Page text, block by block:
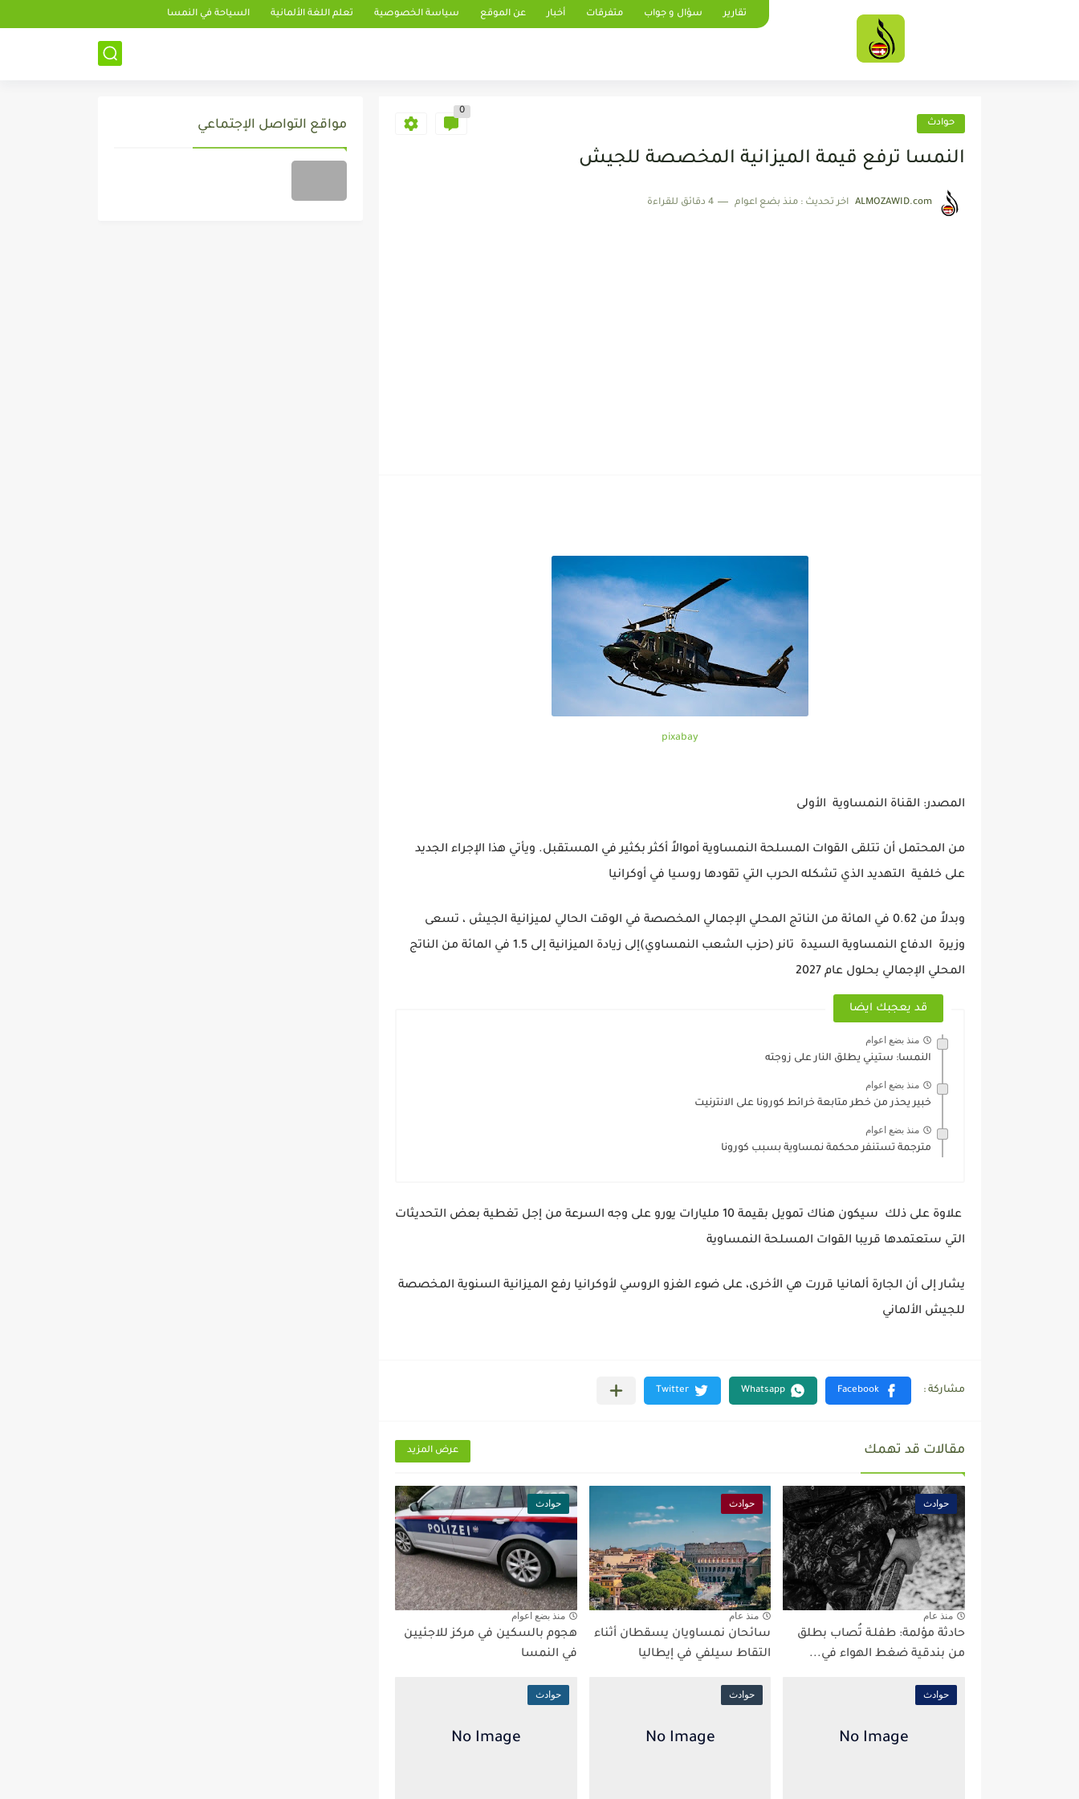
تقارير سؤال و جواب متفرقات أخبار عن الموقع سياسة الخصوصية تعلم اللغة الألمانية السياحة في النمسا
حوادث
0
النمسا ترفع قيمة الميزانية المخصصة للجيش
ALMOZAWID.com اخر تحديث : منذ بضع اعوام 4 دقائق للقراءة
pixabay
المصدر: القناة النمساوية الأولى
من المحتمل أن تتلقى القوات المسلحة النمساوية أموالاً أكثر بكثير في المستقبل. ويأتي هذا الإجراء الجديد
على خلفية التهديد الذي تشكله الحرب التي تقودها روسيا في أوكرانيا
وبدلاً من 0.62 في المائة من الناتج المحلي الإجمالي المخصصة في الوقت الحالي لميزانية الجيش ، تسعى
وزيرة الدفاع النمساوية السيدة تانر (حزب الشعب النمساوي)إلى زيادة الميزانية إلى 1.5 في المائة من الناتج
المحلي الإجمالي بحلول عام 2027
قد يعجبك ايضا
منذ بضع اعوام
النمسا: ستيني يطلق النار على زوجته
منذ بضع اعوام
خبير يحذر من خطر متابعة خرائط كورونا على الانترنيت
منذ بضع اعوام
مترجمة تستنفر محكمة نمساوية بسبب كورونا
علاوة على ذلك سيكون هناك تمويل بقيمة 10 مليارات يورو على وجه السرعة من إجل تغطية بعض التحديثات
التي ستعتمدها قريبا القوات المسلحة النمساوية
يشار إلى أن الجارة ألمانيا قررت هي الأخرى، على ضوء الغزو الروسي لأوكرانيا رفع الميزانية السنوية المخصصة
للجيش الألماني
مقالات قد تهمك عرض المزيد
حوادث
منذ عام
حادثة مؤلمة: طفلـة تُصاب بطلق
من بندقية ضغط الهواء في...
حوادث
منذ عام
سائحان نمساويان يسقطان أثناء
التقاط سيلفي في إيطاليا
حوادث
منذ بضع اعوام
هجوم بالسكين في مركز للاجئيين
في النمسا
حوادث حوادث حوادث
مواقع التواصل الإجتماعي